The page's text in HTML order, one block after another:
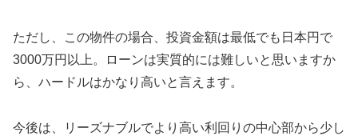
ただし、この物件の場合、投資金額は最低でも日本円で
3000万円以上。ローンは実質的には難しいと思いますか
ら、ハードルはかなり高いと言えます。
今後は、リーズナブルでより高い利回りの中心部から少し